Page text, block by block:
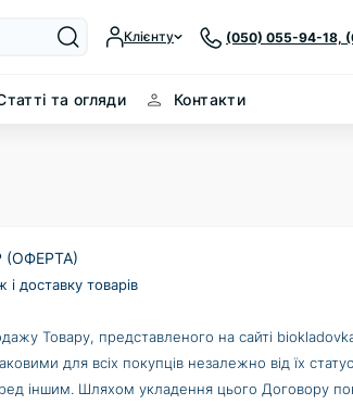
Клієнту (050) 055-94-18,
та огляди Контакти
(ОФЕРТА)
доставку товарів
Товару, представленого на сайті
для всіх покупців незалежно від їх
іншим. Шляхом укладення цього Договору